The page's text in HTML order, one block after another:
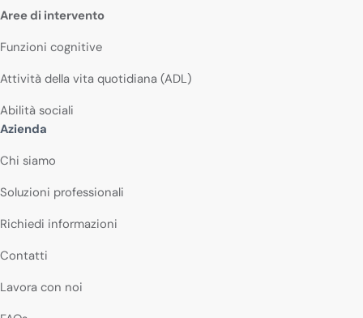
Aree di intervento
Funzioni cognitive
Attività della vita quotidiana (ADL)
Abilità sociali
Azienda
Chi siamo
Soluzioni professionali
Richiedi informazioni
Contatti
Lavora con noi